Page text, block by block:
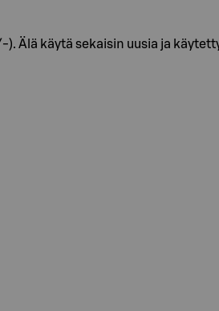
Älä käytä sekaisin uusia ja